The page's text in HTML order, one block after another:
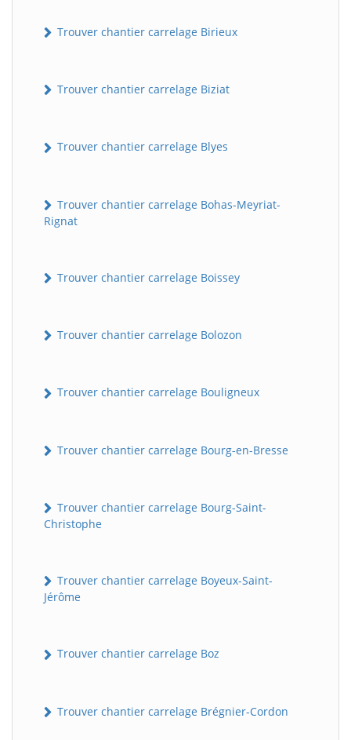
Trouver chantier carrelage Birieux
Trouver chantier carrelage Biziat
Trouver chantier carrelage Blyes
Trouver chantier carrelage Bohas-Meyriat-
Rignat
Trouver chantier carrelage Boissey
Trouver chantier carrelage Bolozon
Trouver chantier carrelage Bouligneux
Trouver chantier carrelage Bourg-en-Bresse
Trouver chantier carrelage Bourg-Saint-
Christophe
Trouver chantier carrelage Boyeux-Saint-
Jérôme
Trouver chantier carrelage Boz
Trouver chantier carrelage Brégnier-Cordon